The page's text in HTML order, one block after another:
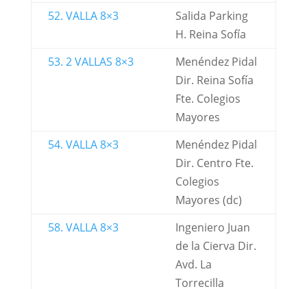
52. VALLA 8×3
Salida Parking
H. Reina Sofía
53. 2 VALLAS 8×3
Menéndez Pidal
Dir. Reina Sofía
Fte. Colegios
Mayores
54. VALLA 8×3
Menéndez Pidal
Dir. Centro Fte.
Colegios
Mayores (dc)
58. VALLA 8×3
Ingeniero Juan
de la Cierva Dir.
Avd. La
Torrecilla